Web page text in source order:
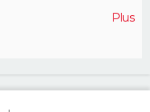
Plus